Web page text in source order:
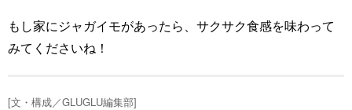
もし家にジャガイモがあったら、サクサク食感を味わって
みてくださいね！
[文・構成／GLUGLU編集部]